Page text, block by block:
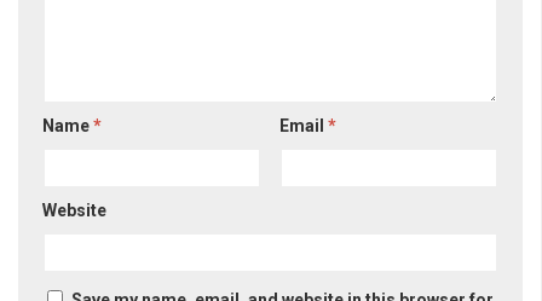
Name* Email*
Website